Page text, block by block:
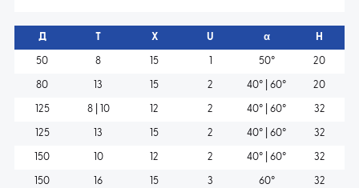
Д X U α H
50 8 15 50° 20
80 13 15 2 40° | 60° 20
125 8 | 10 12 2 40° | 60° 32
125 13 15 2 40° | 60° 32
150 10 12 2 40° | 60° 32
150 16 15 3 60° 32